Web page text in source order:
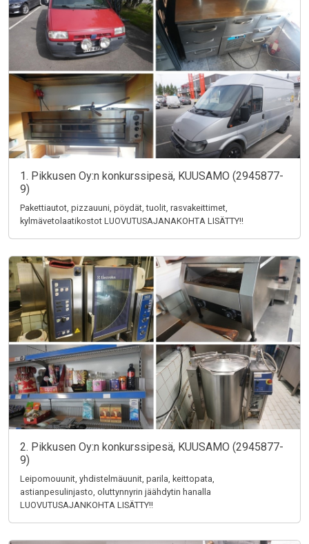
1. Pikkusen Oy:n konkurssipesä, KUUSAMO (2945877-
9)
Pakettiautot, pizzauuni, pöydät, tuolit, rasvakeittimet,
kylmävetolaatikostot LUOVUTUSAJANAKOHTA LISÄTTY!!
2. Pikkusen Oy:n konkurssipesä, KUUSAMO (2945877-
9)
Leipomouunit, yhdistelmäuunit, parila, keittopata,
astianpesulinjasto, oluttynnyrin jäähdytin hanalla
LUOVUTUSAJANKOHTA LISÄTTY!!